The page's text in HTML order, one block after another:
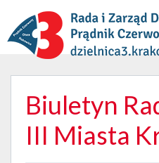
Biuletyn
III Miasta